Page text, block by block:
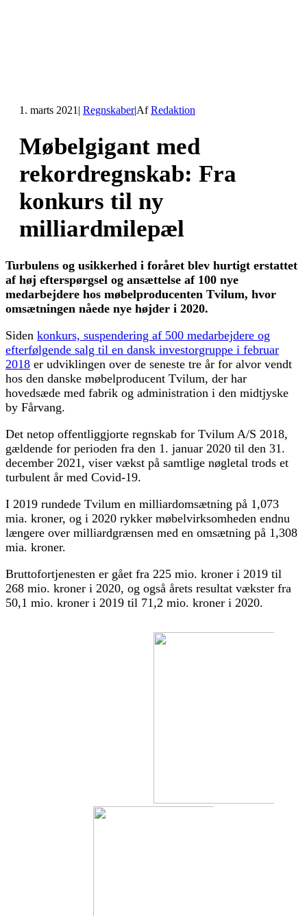
1. marts 2021 Regnskaber|AfRedaktion
Møbelgigant med
rekordregnskab: Fra
konkurs til ny
milliardmilepæl
Turbulens og usikkerhed i foråret blev hurtigt erstattet
af høj efterspørgsel og ansættelse af 100 nye
medarbejdere hos møbelproducenten Tvilum, hvor
omsætningen nåede nye højder i 2020.
Siden konkurs, suspendering af 500 medarbejdere og
efterfølgende salg til en dansk investorgruppe i februar
2018 er udviklingen over de seneste tre år for alvor vendt
hos den danske møbelproducent Tvilum, der har
hovedsæde med fabrik og administration i den midtjyske
by Fårvang.
Det netop offentliggjorte regnskab for Tvilum A/S 2018,
gældende for perioden fra den 1. januar 2020 til den 31.
december 2021, viser vækst på samtlige nøgletal trods et
turbulent år med Covid-19.
I 2019 rundede Tvilum en milliardomsætning på 1,073
mia. kroner, og i 2020 rykker møbelvirksomheden endnu
længere over milliardgrænsen med en omsætning på 1,308
mia. kroner.
Bruttofortjenesten er gået fra 225 mio. kroner i 2019 til
268 mio. kroner i 2020, og også årets resultat vækster fra
50,1 mio. kroner i 2019 til 71,2 mio. kroner i 2020.